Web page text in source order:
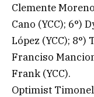
Clemente
Cano (YCC); 6°)
López (YCC);
Franciso
Frank (YCC).
Optimist